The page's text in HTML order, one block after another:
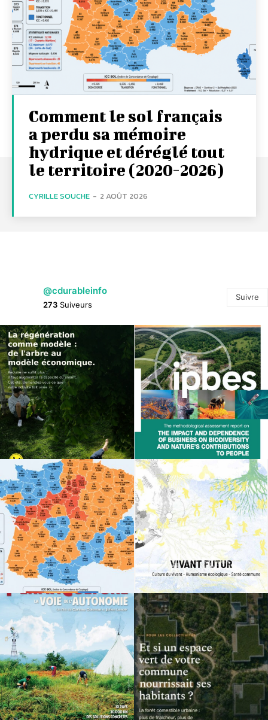
Comment le sol français
a perdu sa mémoire
hydrique et déréglé tout
le territoire (2020-2026)
CYRILLE SOUCHE - 2 AOÛT 2026
@cdurableinfo
273 Suiveurs
Suivre